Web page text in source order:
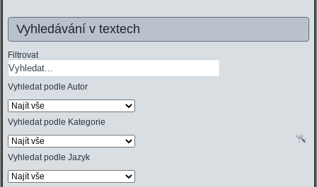
Vyhledávání v textech
Filtrovat
Vyhledat podle Autor
Vyhledat podle Kategorie
Vyhledat podle Jazyk